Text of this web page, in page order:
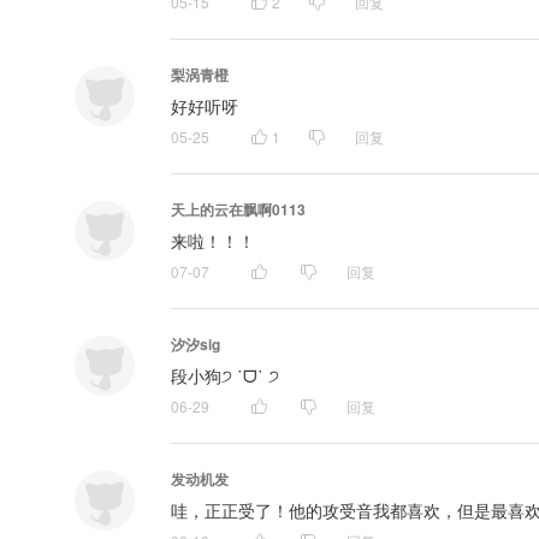
梨涡青橙
好好听呀
05-25 1 回复
天上的云在飘啊0113
来啦！！！
07-07 回复
汐汐sig
段小狗੭ ˙ᗜ˙ ੭
06-29 回复
发动机发
哇，正正受了！他的攻受音我都喜欢，但是最喜